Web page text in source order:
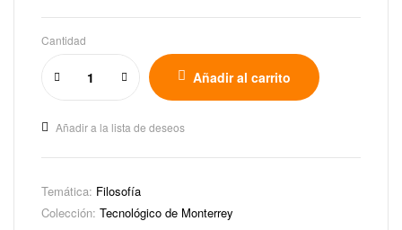
Cantidad
Añadir al carrito
Añadir a la lista de deseos
Temática: Filosofía
Colección: Tecnológico de Monterrey